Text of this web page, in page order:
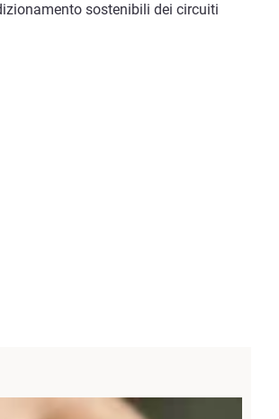
sostenibili dei circuiti